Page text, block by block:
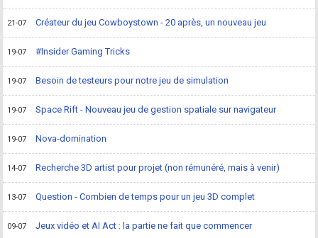
21-07 Créateur du jeu Cowboystown - 20 après, un nouveau jeu
19-07 #Insider Gaming Tricks
19-07 Besoin de testeurs pour notre jeu de simulation
19-07 Space Rift - Nouveau jeu de gestion spatiale sur navigateur
19-07 Nova-domination
14-07 Recherche 3D artist pour projet (non rémunéré, mais à venir)
13-07 Question - Combien de temps pour un jeu 3D complet
09-07 Jeux vidéo et AI Act : la partie ne fait que commencer